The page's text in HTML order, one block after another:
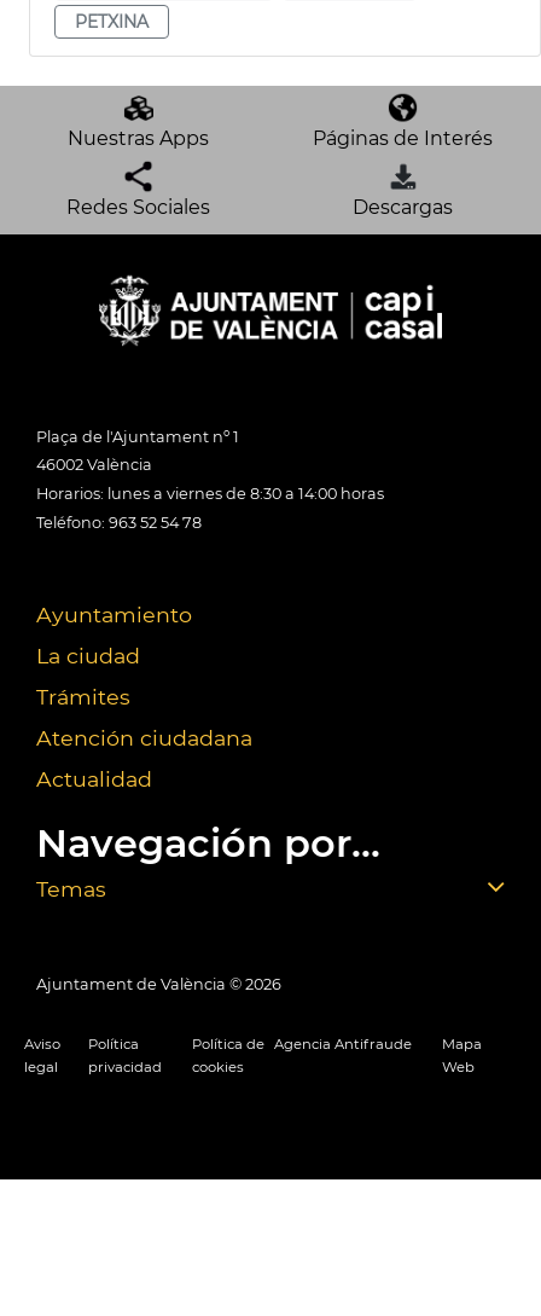
PETXINA
Nuestras Apps Páginas de Interés
Redes Sociales Descargas
Plaça de l'Ajuntament nº 1
46002 València
Horarios: lunes a viernes de 8:30 a 14:00 horas
Teléfono: 963 52 54 78
Ayuntamiento
La ciudad
Trámites
Atención ciudadana
Actualidad
Navegación por...
Temas
Ajuntament de València © 2026
Aviso
legal
Política
privacidad
Política de
cookies
Agencia Antifraude
Mapa
Web